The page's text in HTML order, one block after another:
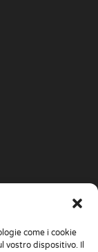
come i cookie
vostro dispositivo. Il